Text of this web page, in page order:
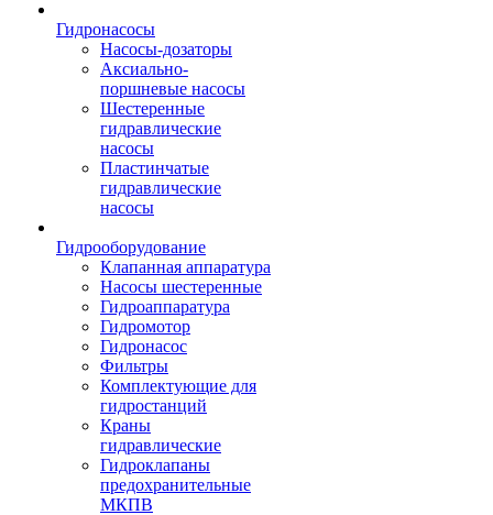
Гидронасосы
Насосы-дозаторы
Аксиально-
поршневые насосы
Шестеренные
гидравлические
насосы
Пластинчатые
гидравлические
насосы
Гидрооборудование
Клапанная аппаратура
Насосы шестеренные
Гидроаппаратура
Гидромотор
Гидронасос
Фильтры
Комплектующие для
гидростанций
Краны
гидравлические
Гидроклапаны
предохранительные
МКПВ